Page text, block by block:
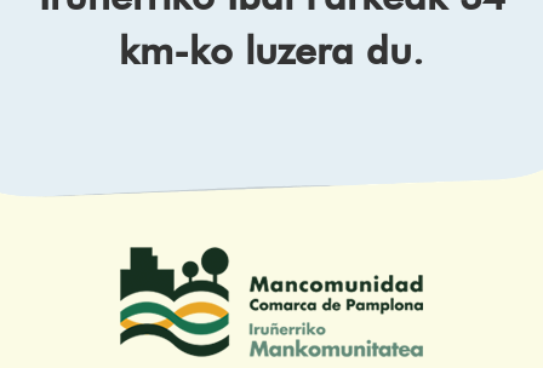
km-ko luzera du.